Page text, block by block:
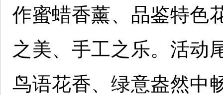
作蜜蜡香薰、品鉴特色
之美、手工之乐。活动
鸟语花香、绿意盎然中